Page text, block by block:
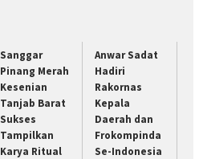
Sanggar
Pinang Merah
Kesenian
Tanjab Barat
Sukses
Tampilkan
Karya Ritual
Anwar Sadat
Hadiri
Rakornas
Kepala
Daerah dan
Frokompinda
Se-Indonesia